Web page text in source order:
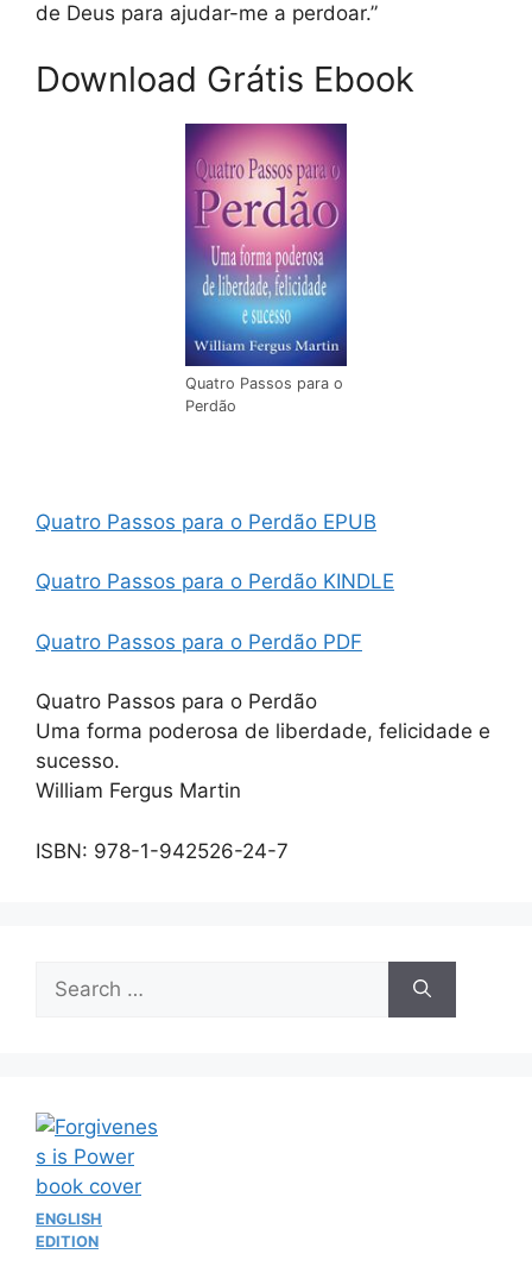
de Deus para ajudar-me a perdoar.”
Download Grátis Ebook
Quatro Passos para o
Perdão
Quatro Passos para o Perdão EPUB
Quatro Passos para o Perdão KINDLE
Quatro Passos para o Perdão PDF
Quatro Passos para o Perdão
Uma forma poderosa de liberdade, felicidade e
sucesso.
William Fergus Martin
ISBN: 978-1-942526-24-7
for:
ENGLISH
EDITION